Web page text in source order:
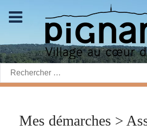
Rechercher:
Mes démarches >